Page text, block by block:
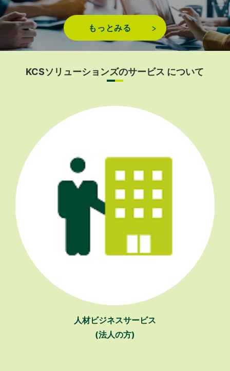
もっとみる
KCSソリューションズのサービス について
人材ビジネスサービス
(法人の方)